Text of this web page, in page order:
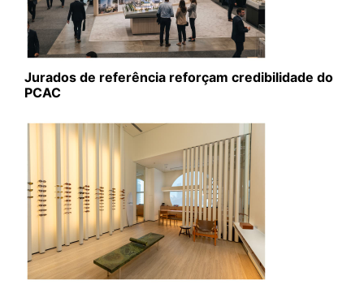
Jurados de referência reforçam credibilidade do
PCAC